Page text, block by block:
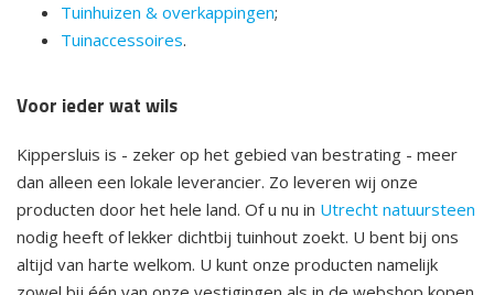
Tuinhuizen & overkappingen;
Tuinaccessoires.
Voor ieder wat wils
Kippersluis is - zeker op het gebied van bestrating - meer
dan alleen een lokale leverancier. Zo leveren wij onze
producten door het hele land. Of u nu in Utrecht natuursteen
nodig heeft of lekker dichtbij tuinhout zoekt. U bent bij ons
altijd van harte welkom. U kunt onze producten namelijk